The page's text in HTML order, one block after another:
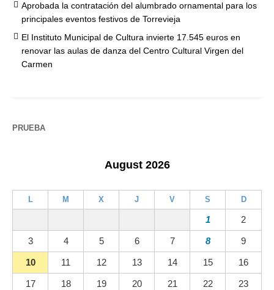
Aprobada la contratación del alumbrado ornamental para los
principales eventos festivos de Torrevieja
El Instituto Municipal de Cultura invierte 17.545 euros en
renovar las aulas de danza del Centro Cultural Virgen del
Carmen
PRUEBA
August 2026
L M X J V S D
1 2
3 4 5 6 7 8 9
10 11 12 13 14 15 16
17 18 19 20 21 22 23